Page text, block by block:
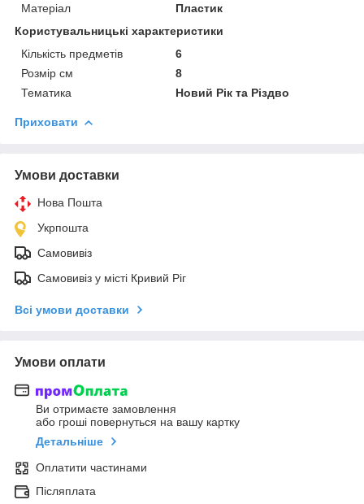
Матеріал
Пластик
Користувальницькі характеристики
Кількість предметів
6
Розмір см
8
Тематика
Новий Рік та Різдво
Приховати
Умови доставки
Нова Пошта
Укрпошта
Самовивіз
Самовивіз у місті Кривий Ріг
Всі умови доставки
Умови оплати
Ви отримаєте замовлення
або гроші повернуться на вашу картку
Детальніше
Оплатити частинами
Післяплата